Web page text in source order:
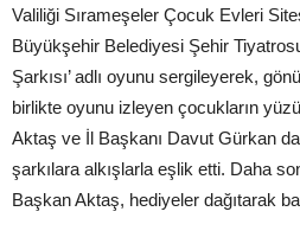
Valiliği Sırameşeler Çocuk Evleri
Büyükşehir Belediyesi Şehir
Şarkısı’ adlı oyunu sergileyerek,
birlikte oyunu izleyen çocukların
Aktaş ve İl Başkanı Davut Gürkan
şarkılara alkışlarla eşlik etti. Daha
Başkan Aktaş, hediyeler dağıtarak